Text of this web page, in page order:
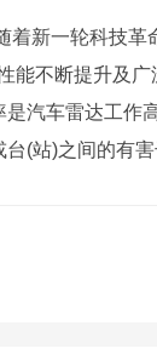
着新一轮科技
能不断提升及
是汽车雷达工作
(站)之间的有